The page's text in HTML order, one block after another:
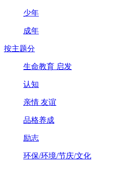
少年
成年
按主题分
生命教育 启发
认知
亲情 友谊
品格养成
励志
环保/环境/节庆/文化